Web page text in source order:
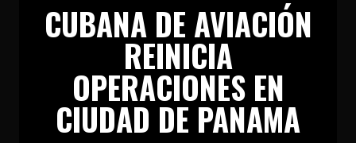
CUBANA DE AVIACIÓN
REINICIA
OPERACIONES EN
CIUDAD DE PANAMA